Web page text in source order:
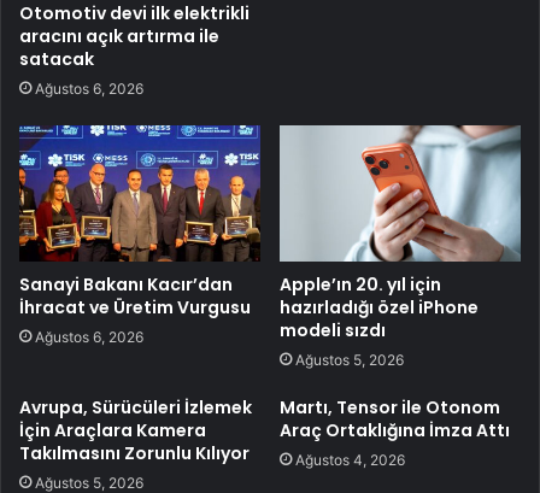
Otomotiv devi ilk elektrikli
aracını açık artırma ile
satacak
Ağustos 6, 2026
Sanayi Bakanı Kacır’dan
İhracat ve Üretim Vurgusu
Ağustos 6, 2026
Apple’ın 20. yıl için
hazırladığı özel iPhone
modeli sızdı
Ağustos 5, 2026
Avrupa, Sürücüleri İzlemek
İçin Araçlara Kamera
Takılmasını Zorunlu Kılıyor
Ağustos 5, 2026
Martı, Tensor ile Otonom
Araç Ortaklığına İmza Attı
Ağustos 4, 2026